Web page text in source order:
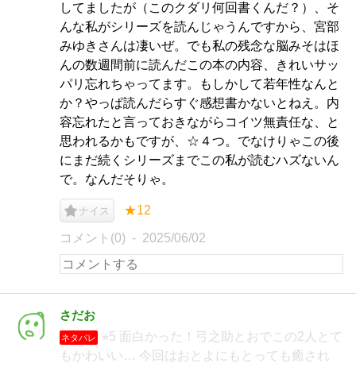
してましたが（このクダリ何回書くんだ？）、そ
んな私がシリーズを読んじゃうんですから、宮部
みゆきさんは凄いぜ。でも私の残念な脳みそはほ
んの数週間前に読んだこの本の内容、きれいサッ
パリ忘れちゃってます。もしかして若年性なんと
か？やっぱ読んだらすぐ感想書かないとねえ。内
容忘れたと言っておきながらコイツ無責任な、と
思われるかもですが、☆４つ。でなけりゃこの後
にまだ続くシリーズまでこの私が読むハズないん
で。なんだそりゃ。
ナイス ★12
コメント(0) 2025/06/02
さだお
ネタバレ
⭐︎5 面白かった！弓之助とおでこの2人とて
もかわいい… 今回はおとよにもとっても癒され